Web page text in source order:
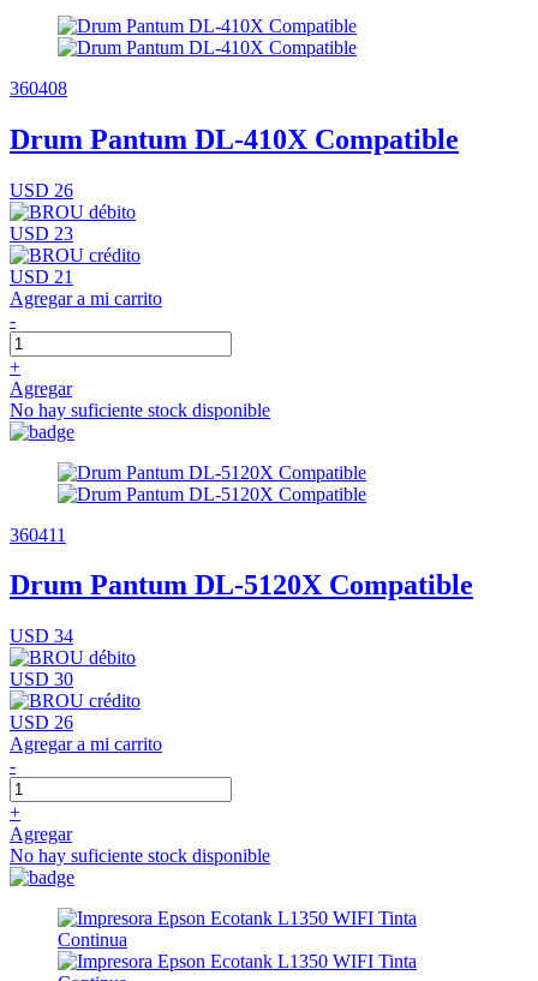
360408
Drum Pantum DL-410X Compatible
USD 26
USD 23
USD 21
Agregar a mi carrito
-
+
Agregar
No hay suficiente stock disponible
360411
Drum Pantum DL-5120X Compatible
USD 34
USD 30
USD 26
Agregar a mi carrito
-
+
Agregar
No hay suficiente stock disponible